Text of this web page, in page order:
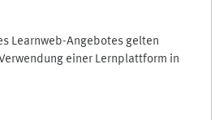
Learnweb-Angebotes gelten
einer Lernplattform in